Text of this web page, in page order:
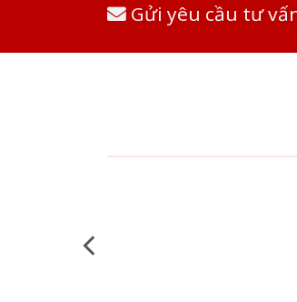
Gửi yêu cầu tư